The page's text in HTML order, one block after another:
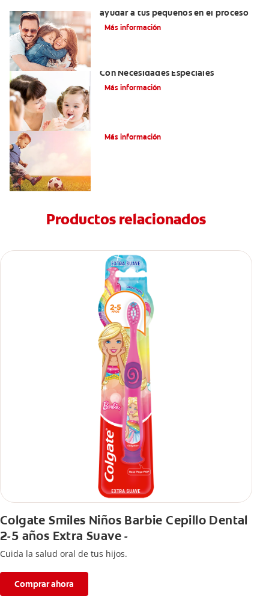
ayudar a tus pequeños en el proceso
Más información
Con Necesidades Especiales
Más información
Más información
Productos relacionados
Colgate Smiles Niños Barbie Cepillo Dental
2-5 años Extra Suave -
Cuida la salud oral de tus hijos.
Comprar ahora